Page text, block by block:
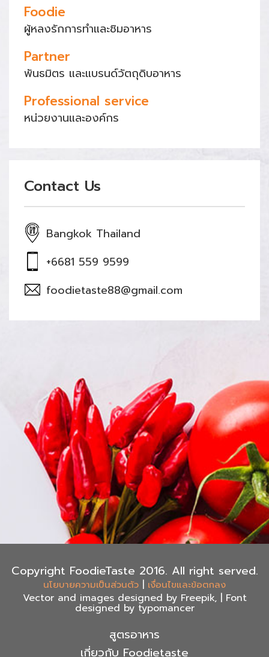
Foodie
ผู้หลงรักการทำและชิมอาหาร
Partner
พันธมิตร และแบรนด์วัตถุดิบอาหาร
Professional service
หน่วยงานและองค์กร
Contact Us
Bangkok Thailand
+6681 559 9599
foodietaste88@gmail.com
Copyright FoodieTaste 2016. All right served.
นโยบายความเป็นส่วนตัว | เงื่อนไขและข้อตกลง
Vector and images designed by Freepik, | Font
designed by typomancer
สูตรอาหาร
เกี่ยวกับ Foodietaste